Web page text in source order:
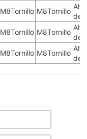
M8Tornillo M8Tornillo
de
M8Tornillo M8Tornillo
de
M8Tornillo M8Tornillo
de